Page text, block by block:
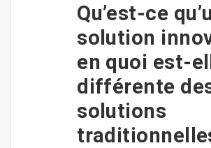
Qu’est-ce
solution
en quoi est-
différente
solutions